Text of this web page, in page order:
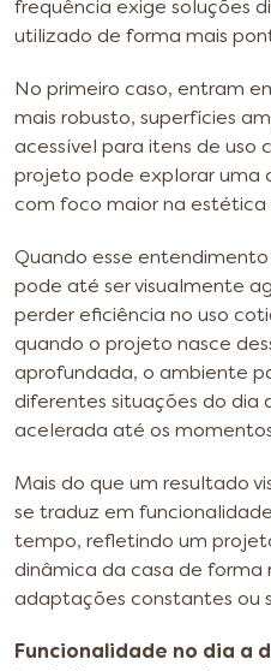
frequência exige soluções
utilizado de forma mais
No primeiro caso, entram
mais robusto, superfícies
acessível para itens de uso
projeto pode explorar uma
com foco maior na estética
Quando esse
pode até ser visualmente
perder eficiência no uso
quando o projeto nasce
aprofundada, o ambiente
diferentes situações do dia
acelerada até os
Mais do que um resultado
se traduz em
tempo, refletindo um
dinâmica da casa de forma
adaptações constantes ou
Funcionalidade no dia a